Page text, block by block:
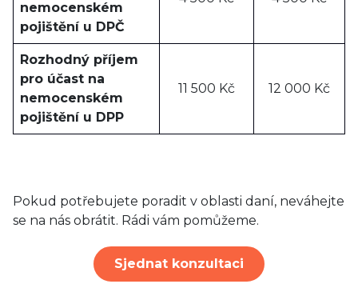
nemocenském
pojištění u DPČ
Rozhodný příjem
pro účast na
nemocenském
pojištění u DPP
11 500 Kč 12 000 Kč
Pokud potřebujete poradit v oblasti daní, neváhejte
se na nás obrátit. Rádi vám pomůžeme.
Sjednat konzultaci